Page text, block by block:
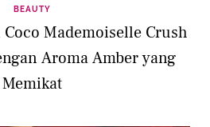
BEAUTY
Mademoiselle Crush
Aroma Amber yang
Memikat